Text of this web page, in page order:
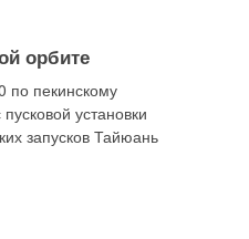
орбите
по пекинскому
установки
запусков Тайюань